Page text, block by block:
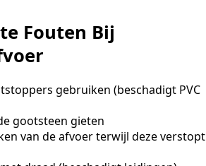
Fouten Bij
gebruiken (beschadigt PVC
gootsteen gieten
van de afvoer terwijl deze verstopt